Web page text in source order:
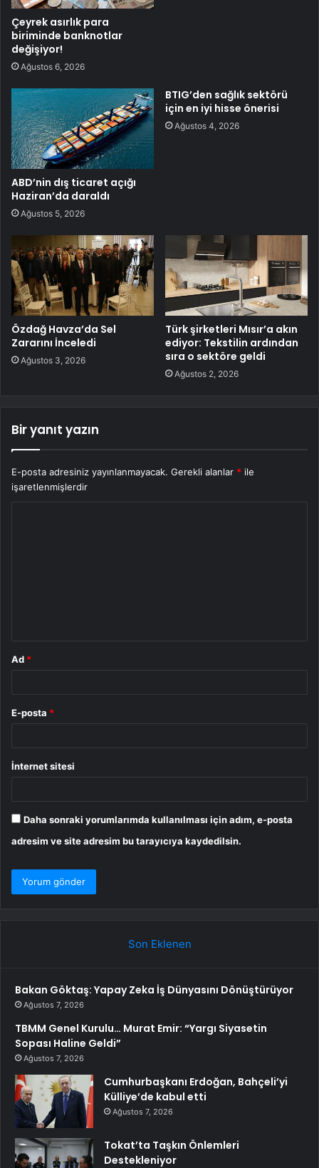
Çeyrek asırlık para
biriminde banknotlar
değişiyor!
Ağustos 6, 2026
ABD’nin dış ticaret açığı
Haziran’da daraldı
Ağustos 5, 2026
BTIG’den sağlık sektörü
için en iyi hisse önerisi
Ağustos 4, 2026
Özdağ Havza’da Sel
Zararını İnceledi
Ağustos 3, 2026
Türk şirketleri Mısır’a akın
ediyor: Tekstilin ardından
sıra o sektöre geldi
Ağustos 2, 2026
Bir yanıt yazın
E-posta adresiniz yayınlanmayacak. Gerekli alanlar * ile
işaretlenmişlerdir
Ad *
E-posta *
İnternet sitesi
Daha sonraki yorumlarımda kullanılması için adım, e-posta
adresim ve site adresim bu tarayıcıya kaydedilsin.
Son Eklenen
Bakan Göktaş: Yapay Zeka İş Dünyasını Dönüştürüyor
Ağustos 7, 2026
TBMM Genel Kurulu… Murat Emir: “Yargı Siyasetin
Sopası Haline Geldi”
Ağustos 7, 2026
Cumhurbaşkanı Erdoğan, Bahçeli’yi
Külliye’de kabul etti
Ağustos 7, 2026
Tokat’ta Taşkın Önlemleri
Destekleniyor